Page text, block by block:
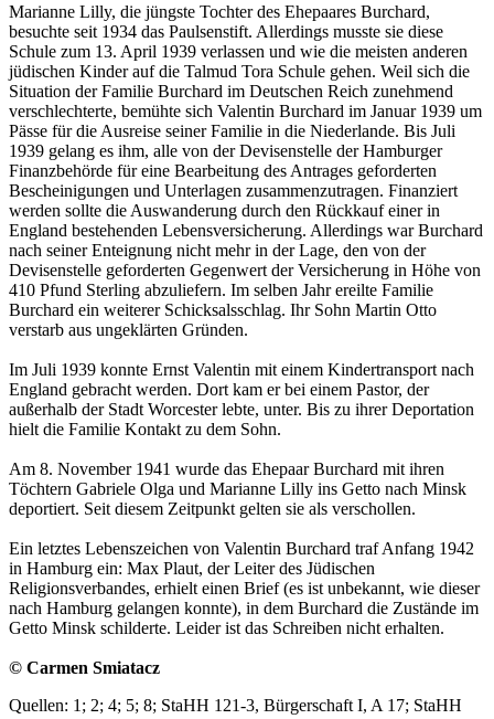
Marianne Lilly, die jüngste Tochter des Ehepaares Burchard,
besuchte seit 1934 das Paul­sen­stift. Allerdings musste sie diese
Schule zum 13. April 1939 verlassen und wie die meisten an­deren
jüdischen Kinder auf die Talmud Tora Schule gehen. Weil sich die
Situation der Familie Burchard im Deutschen Reich zunehmend
verschlechterte, bemühte sich Valentin Burchard im Januar 1939 um
Pässe für die Ausreise seiner Familie in die Niederlande. Bis Juli
1939 gelang es ihm, alle von der Devisenstelle der Hamburger
Finanz­behörde für eine Bearbeitung des Antrages ge­forderten
Bescheinigungen und Unter­lagen zusammenzutragen. Finanziert
werden sollte die Aus­wanderung durch den Rückkauf einer in
England bestehenden Le­bens­versicherung. Aller­dings war Burchard
nach seiner Ent­eignung nicht mehr in der Lage, den von der
Devisenstelle geforderten Gegenwert der Versicherung in Höhe von
410 Pfund Ster­ling abzuliefern. Im selben Jahr ereilte Familie
Burchard ein weiterer Schicksalsschlag. Ihr Sohn Martin Otto
verstarb aus ungeklärten Gründen.
Im Juli 1939 konnte Ernst Valentin mit einem Kindertransport nach
England gebracht werden. Dort kam er bei einem Pastor, der
außerhalb der Stadt Worcester lebte, unter. Bis zu ihrer Deportation
hielt die Familie Kontakt zu dem Sohn.
Am 8. November 1941 wurde das Ehepaar Burchard mit ihren
Töchtern Gabriele Olga und Ma­rianne Lilly ins Getto nach Minsk
deportiert. Seit diesem Zeitpunkt gelten sie als verschollen.
Ein letztes Lebenszeichen von Valentin Burchard traf Anfang 1942
in Hamburg ein: Max Plaut, der Leiter des Jüdischen
Religionsverbandes, erhielt einen Brief (es ist unbekannt, wie dieser
nach Hamburg gelangen konnte), in dem Burchard die Zustände im
Getto Minsk schilderte. Leider ist das Schreiben nicht erhalten.
© Carmen Smiatacz
Quellen: 1; 2; 4; 5; 8; StaHH 121-3, Bürgerschaft I, A 17; StaHH